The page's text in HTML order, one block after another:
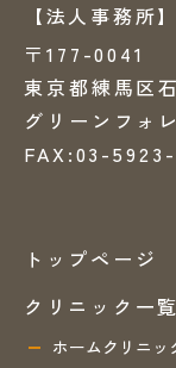
【法人事務所】
〒177-0041
東京都練馬区
グリーンフォ
FAX:03-5923-
トップページ
クリニック一覧
ホームクリニッ